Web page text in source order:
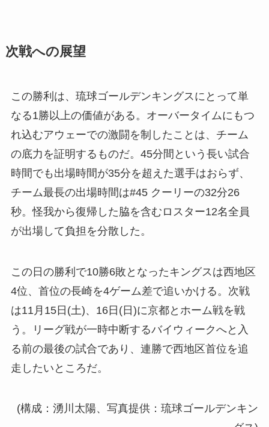
次戦への展望
この勝利は、琉球ゴールデンキングスにとって単
なる1勝以上の価値がある。オーバータイムにもつ
れ込むアウェーでの激闘を制したことは、チーム
の底力を証明するものだ。45分間という長い試合
時間でも出場時間が35分を超えた選手はおらず、
チーム最長の出場時間は#45 クーリーの32分26
秒。怪我から復帰した脇を含むロスター12名全員
が出場して負担を分散した。
この日の勝利で10勝6敗となったキングスは西地区
4位、首位の長崎を4ゲーム差で追いかける。次戦
は11月15日(土)、16日(日)に京都とホーム戦を戦
う。リーグ戦が一時中断するバイウィークへと入
る前の最後の試合であり、連勝で西地区首位を追
走したいところだ。
(構成：湧川太陽、写真提供：琉球ゴールデンキン